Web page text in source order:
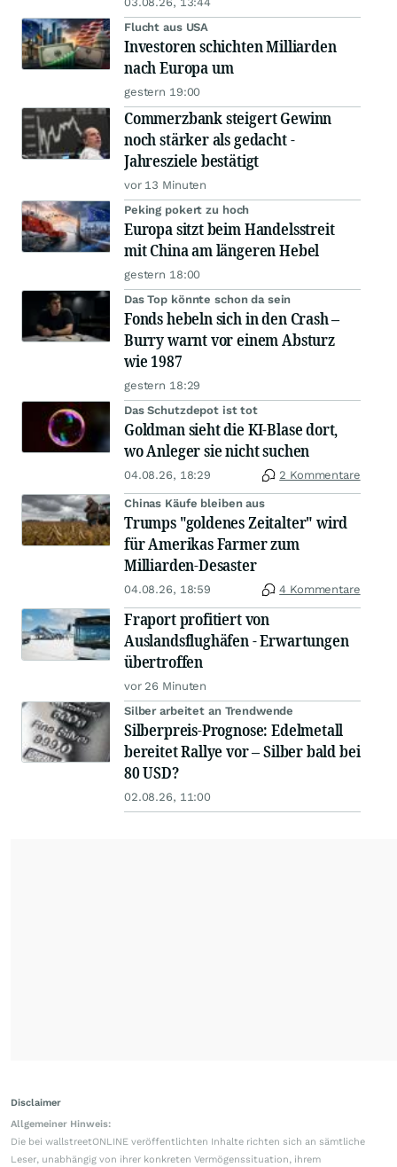
Flucht aus USA
Investoren schichten Milliarden
nach Europa um
gestern 19:00
Commerzbank steigert Gewinn
noch stärker als gedacht -
Jahresziele bestätigt
vor 13 Minuten
Peking pokert zu hoch
Europa sitzt beim Handelsstreit
mit China am längeren Hebel
gestern 18:00
Das Top könnte schon da sein
Fonds hebeln sich in den Crash –
Burry warnt vor einem Absturz
wie 1987
gestern 18:29
Das Schutzdepot ist tot
Goldman sieht die KI-Blase dort,
wo Anleger sie nicht suchen
04.08.26, 18:29 2 Kommentare
Chinas Käufe bleiben aus
Trumps "goldenes Zeitalter" wird
für Amerikas Farmer zum
Milliarden-Desaster
04.08.26, 18:59 4 Kommentare
Fraport profitiert von
Auslandsflughäfen - Erwartungen
übertroffen
vor 26 Minuten
Silber arbeitet an Trendwende
Silberpreis-Prognose: Edelmetall
bereitet Rallye vor – Silber bald bei
80 USD?
02.08.26, 11:00
Disclaimer
Allgemeiner Hinweis:
Die bei wallstreetONLINE veröffentlichten Inhalte richten sich an sämtliche
Leser, unabhängig von ihrer konkreten Vermögenssituation, ihrem